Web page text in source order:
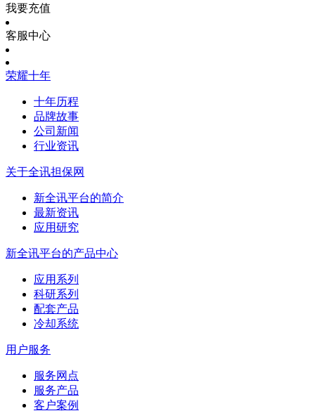
我要充值
客服中心
荣耀十年
十年历程
品牌故事
公司新闻
行业资讯
关于全讯担保网
新全讯平台的简介
最新资讯
应用研究
新全讯平台的产品中心
应用系列
科研系列
配套产品
冷却系统
用户服务
服务网点
服务产品
客户案例